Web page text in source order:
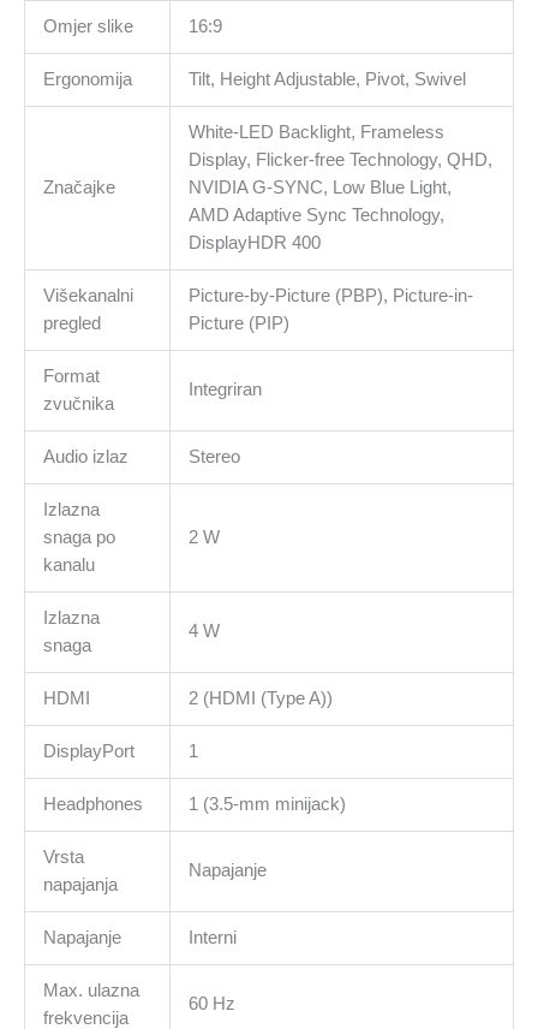
Omjer slike 16:9
Ergonomija Tilt, Height Adjustable, Pivot, Swivel
Značajke
White-LED Backlight, Frameless
Display, Flicker-free Technology, QHD,
NVIDIA G-SYNC, Low Blue Light,
AMD Adaptive Sync Technology,
DisplayHDR 400
Višekanalni
pregled
Picture-by-Picture (PBP), Picture-in-
Picture (PIP)
Format
zvučnika
Integriran
Audio izlaz Stereo
Izlazna
snaga po
kanalu
2 W
Izlazna
snaga
4 W
HDMI 2 (HDMI (Type A))
DisplayPort 1
Headphones 1 (3.5-mm minijack)
Vrsta
napajanja
Napajanje
Napajanje Interni
Max. ulazna
frekvencija
60 Hz